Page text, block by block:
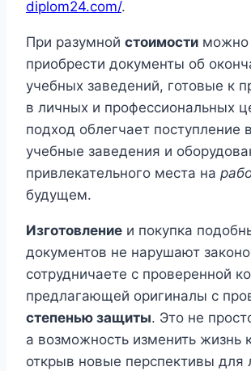
diplom24.com/.
При разумной стоимости можно
приобрести документы об
учебных заведений, готовые к
в личных и профессиональных
подход облегчает поступление
учебные заведения и
привлекательного места на
будущем.
Изготовление и покупка
документов не нарушают
сотрудничаете с проверенной
предлагающей оригиналы с
степенью защиты. Это не
а возможность изменить жизнь
открыв новые перспективы для